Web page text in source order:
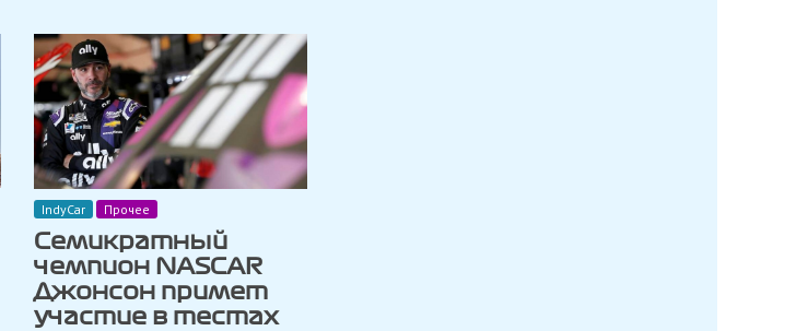
IndyCar Прочее
Семикратный
чемпион NASCAR
Джонсон примет
участие в тестах